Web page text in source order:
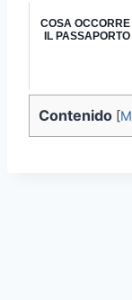
COSA
IL
Contenido [